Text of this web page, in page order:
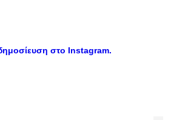
στο Instagram.